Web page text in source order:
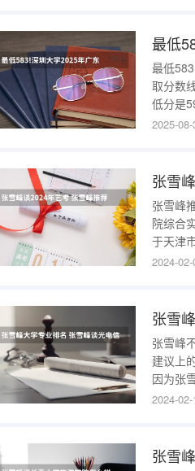
最低
取分数
低分是
通类方
2025-
张雪
张雪峰
院综合
于天津
天津传
2024-
张雪
张雪峰
建议上
因为张
和西南
2024-
张雪